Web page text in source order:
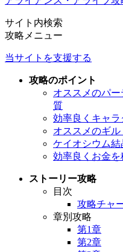
サイト内検索
攻略メニュー
当サイトを支援する
攻略のポイント
オススメのパ
質
効率良くキャ
オススメのギ
ケイオシウム
効率良くお金を
ストーリー攻略
目次
攻略チャ
章別攻略
第1章
第2章